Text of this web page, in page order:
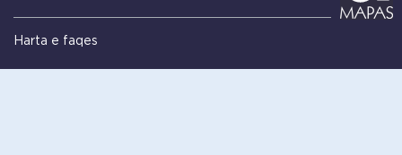
Harta e faqes